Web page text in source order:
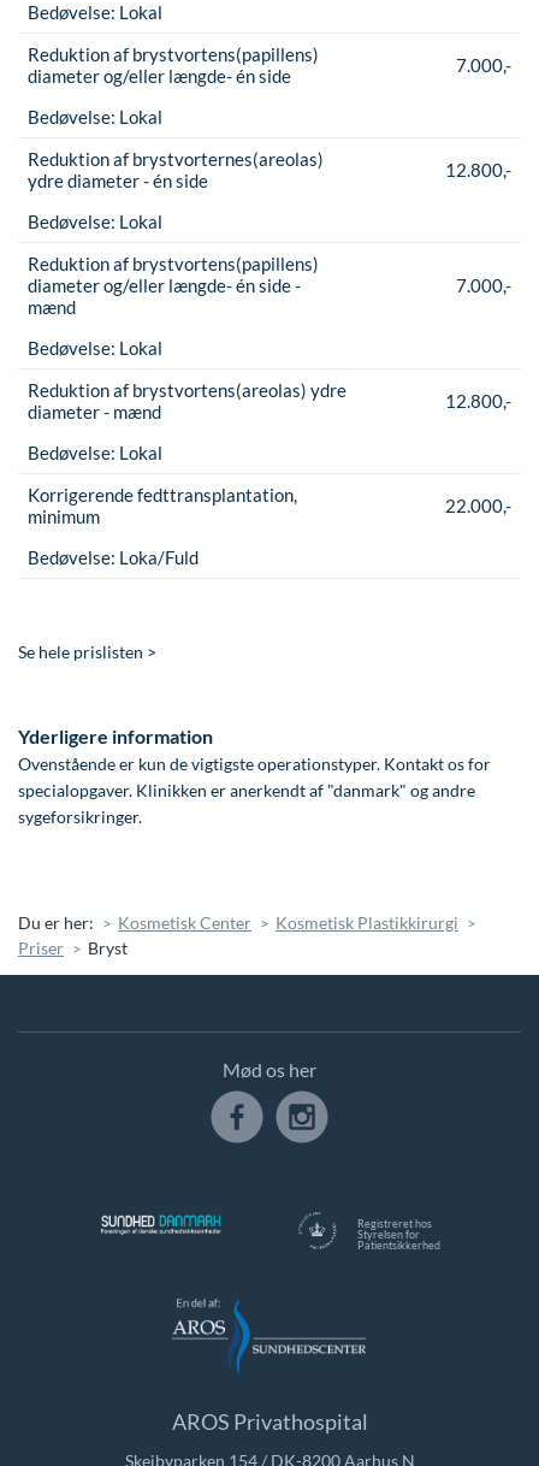
Bedøvelse: Lokal
Reduktion af brystvortens(papillens)
diameter og/eller længde- én side
7.000,-
Bedøvelse: Lokal
Reduktion af brystvorternes(areolas)
ydre diameter - én side
12.800,-
Bedøvelse: Lokal
Reduktion af brystvortens(papillens)
diameter og/eller længde- én side -
mænd
7.000,-
Bedøvelse: Lokal
Reduktion af brystvortens(areolas) ydre
diameter - mænd
12.800,-
Bedøvelse: Lokal
Korrigerende fedttransplantation,
minimum
22.000,-
Bedøvelse: Loka/Fuld
Se hele prislisten >
Yderligere information
Ovenstående er kun de vigtigste operationstyper. Kontakt os for
specialopgaver. Klinikken er anerkendt af "danmark" og andre
sygeforsikringer.
Du er her: Kosmetisk Center
Kosmetisk Plastikkirurgi
Priser
Bryst
Registreret hos
Styrelsen for
Patientsikkerhed
Mød os her
AROS Privathospital
Skejbyparken 154 / DK-8200 Aarhus N